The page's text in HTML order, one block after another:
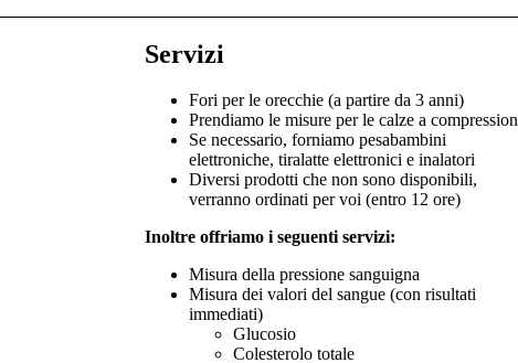
Servizi
Fori per le orecchie (a partire da 3 anni)
Prendiamo le misure per le calze a
Se necessario, forniamo pesabambini
elettroniche, tiralatte elettronici e inalatori
Diversi prodotti che non sono disponibili,
verranno ordinati per voi (entro 12 ore)
Inoltre offriamo i seguenti servizi:
Misura della pressione sanguigna
Misura dei valori del sangue (con risultati
immediati)
Glucosio
Colesterolo totale